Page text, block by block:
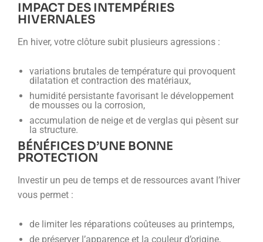
IMPACT DES INTEMPÉRIES
HIVERNALES
En hiver, votre clôture subit plusieurs agressions :
variations brutales de température qui provoquent
dilatation et contraction des matériaux,
humidité persistante favorisant le développement
de mousses ou la corrosion,
accumulation de neige et de verglas qui pèsent sur
la structure.
BÉNÉFICES D’UNE BONNE
PROTECTION
Investir un peu de temps et de ressources avant l’hiver
vous permet :
de limiter les réparations coûteuses au printemps,
de préserver l’apparence et la couleur d’origine,